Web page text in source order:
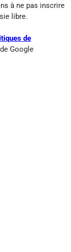
à ne pas inscrire
libre.
de
de Google